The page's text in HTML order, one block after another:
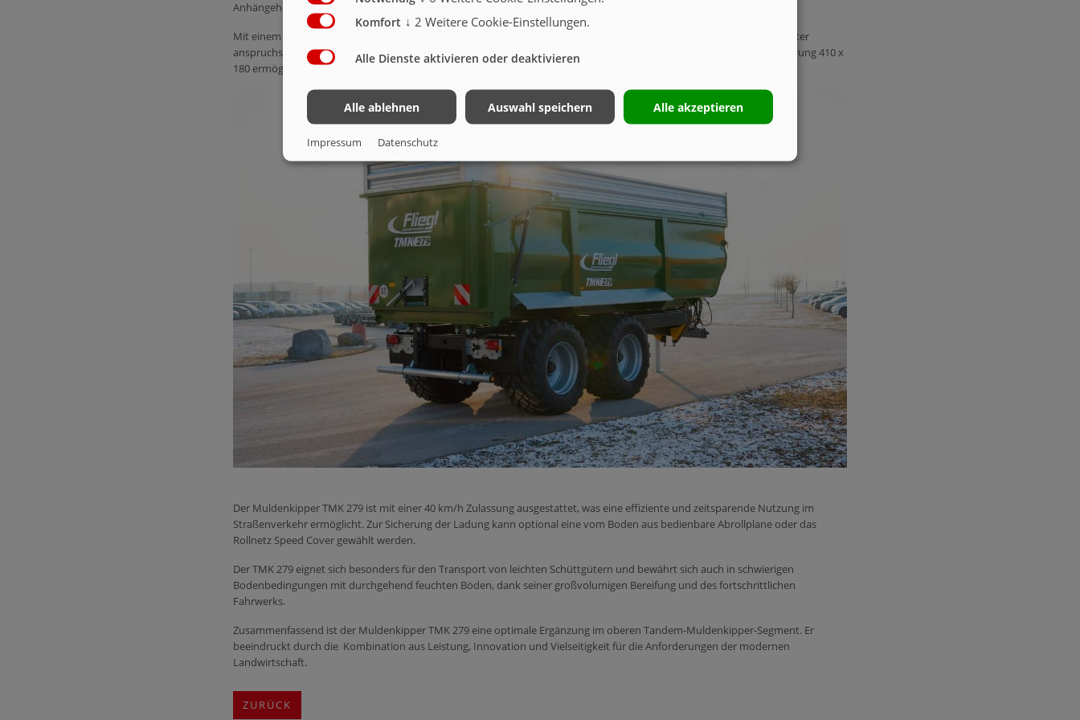
Anhängehöhen bei Zugmaschinen aus und trägt zur Reduzierung von Vibrationen bei.
Mit einem hydraulischen Fahrwerk setzt der TMK 279 auf modernste Technologie, die eine hohe Fahrstabilität auch unter
anspruchsvollen Bedingungen sicherstellt. Die serienmäßige 710/50 R30,5 Bereifung in Verbindung mit der Achsausführung 410 x
180 ermöglicht eine optimale Bodenschonung, Traktion und Manövrierfähigkeit auf verschiedenen Untergründen.
Der Muldenkipper TMK 279 ist mit einer 40 km/h Zulassung ausgestattet, was eine effiziente und zeitsparende Nutzung im
Straßenverkehr ermöglicht. Zur Sicherung der Ladung kann optional eine vom Boden aus bedienbare Abrollplane oder das
Rollnetz Speed Cover gewählt werden.
Der TMK 279 eignet sich besonders für den Transport von leichten Schüttgütern und bewährt sich auch in schwierigen
Bodenbedingungen mit durchgehend feuchten Böden, dank seiner großvolumigen Bereifung und des fortschrittlichen
Fahrwerks.
Zusammenfassend ist der Muldenkipper TMK 279 eine optimale Ergänzung im oberen Tandem-Muldenkipper-Segment. Er
beeindruckt durch die Kombination aus Leistung, Innovation und Vielseitigkeit für die Anforderungen der modernen
Landwirtschaft.
ZURÜCK
Komfort ↓ 2 Weitere Cookie-Einstellungen.
Alle Dienste aktivieren oder deaktivieren
Alle ablehnen Auswahl speichern Alle akzeptieren
Impressum Datenschutz